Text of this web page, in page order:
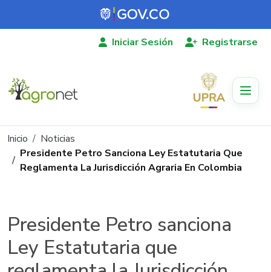
Pasar al contenido principal
Iniciar Sesión Registrarse
Ruta de navegación
Inicio
Noticias
Presidente Petro Sanciona Ley Estatutaria Que
Reglamenta La Jurisdicción Agraria En Colombia
Presidente Petro sanciona
Ley Estatutaria que